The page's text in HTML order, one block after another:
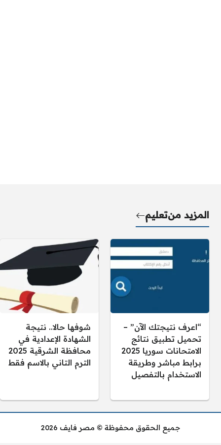
المزيد منتعليم
“اعرف نتيجتك الآن” –
تحميل تطبيق نتائج
الامتحانات سوريا 2025
برابط مباشر وطريقة
الاستخدام بالتفصيل
شوفها حالا.. نتيجة
الشهادة الإعدادية في
محافظة الشرقية 2025
الترم التاني بالاسم فقط
جميع الحقوق محفوظة © مصر فايف 2026